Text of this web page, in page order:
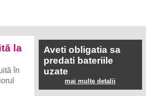
la
în
Aveti obligatia sa
predati bateriile
uzate
mai multe detalii